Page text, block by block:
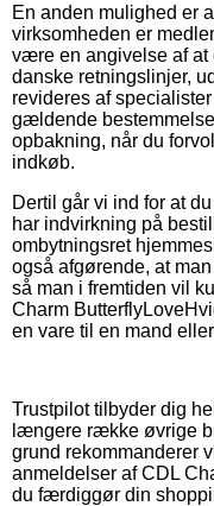
En anden mulighed er
virksomheden er
være en angivelse af at
danske retningslinjer,
revideres af
gældende
opbakning, når du
indkøb.
Dertil går vi ind for at
har indvirkning på
ombytningsret
også afgørende, at
så man i fremtiden vil
Charm
en vare til en mand
Trustpilot tilbyder dig
længere række øvrige
grund rekommanderer
anmeldelser af CDL
du færdiggør din